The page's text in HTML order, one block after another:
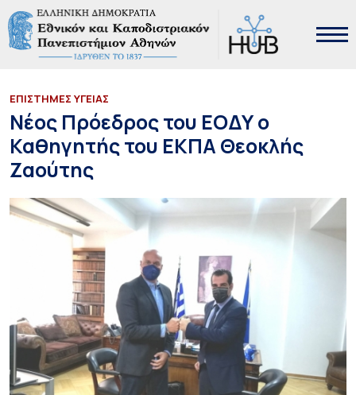
ΕΠΙΣΤΗΜΕΣ ΥΓΕΙΑΣ
Νέος Πρόεδρος του ΕΟΔΥ ο
Καθηγητής του ΕΚΠΑ Θεοκλής
Ζαούτης